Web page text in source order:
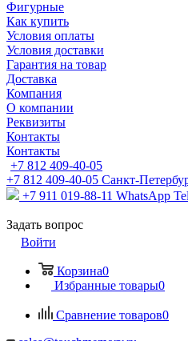
Фигурные
Как купить
Условия оплаты
Условия доставки
Гарантия на товар
Доставка
Компания
О компании
Реквизиты
Контакты
Контакты
+7 812 409-40-05
+7 812 409-40-05 Санĸт-
+7 911 019-88-11 WhatsApp
Задать вопрос
Войти
Корзина0
Избранные товары0
Сравнение товаров0